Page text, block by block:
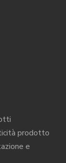
prodotto
e